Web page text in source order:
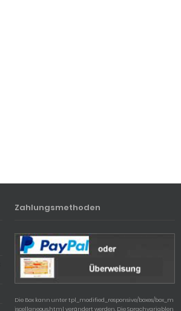
Zahlungsmethoden
Die Box kann unter tpl_modified_responsive/boxes/box_m
iscellaneous.html verändert werden. Die Sprachvariablen